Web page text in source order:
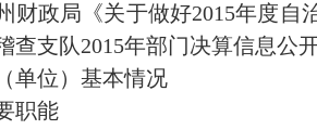
财政局《关于做好2015年度自
查支队2015年部门决算信息公开
单位）基本情况
职能